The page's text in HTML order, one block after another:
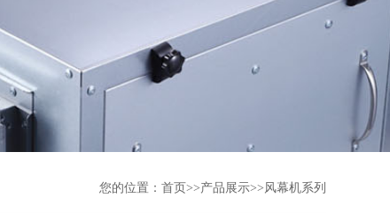
您的位置： 首页 >>产品展示>> 风幕机系列